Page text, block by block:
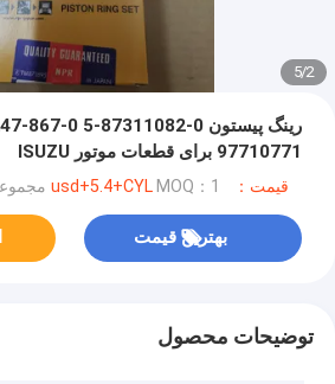
2
/
5
97710771 برای قطعات موتور ISUZU
قیمت：usd+5.4+CYL MOQ：1 مجموعه
بهترین قیمت
توضیحات محصول